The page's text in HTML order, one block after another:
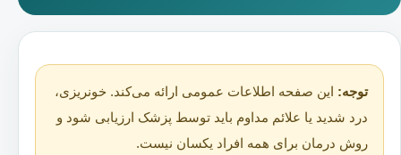
توجه: این صفحه اطلاعات عمومی ارائه می‌کند. خونریزی،
درد شدید یا علائم مداوم باید توسط پزشک ارزیابی شود و
روش درمان برای همه افراد یکسان نیست.